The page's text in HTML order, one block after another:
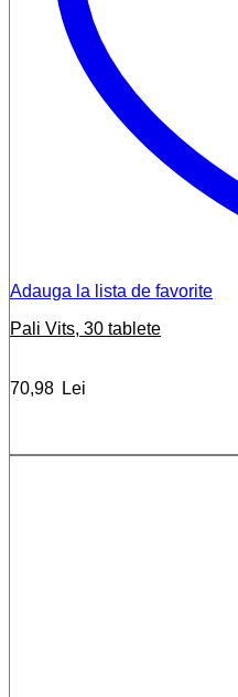
Adauga la lista de favorite
Pali Vits, 30 tablete
70,98 Lei